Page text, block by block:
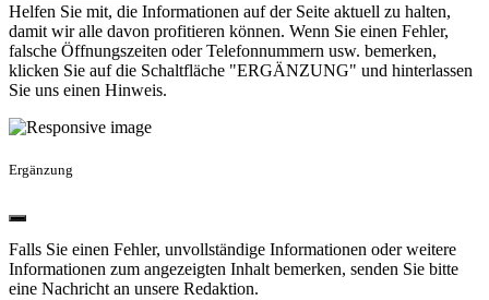
Helfen Sie mit, die Informationen auf der Seite aktuell zu halten,
damit wir alle davon profitieren können. Wenn Sie einen Fehler,
falsche Öffnungszeiten oder Telefonnummern usw. bemerken,
klicken Sie auf die Schaltfläche "ERGÄNZUNG" und hinterlassen
Sie uns einen Hinweis.
Ergänzung
Falls Sie einen Fehler, unvollständige Informationen oder weitere
Informationen zum angezeigten Inhalt bemerken, senden Sie bitte
eine Nachricht an unsere Redaktion.